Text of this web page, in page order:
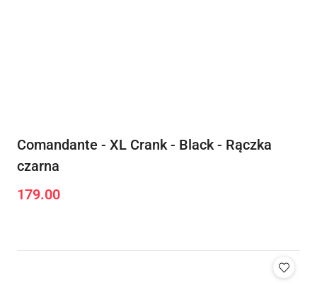
Comandante - XL Crank - Black - Rączka
czarna
Cena:
179.00